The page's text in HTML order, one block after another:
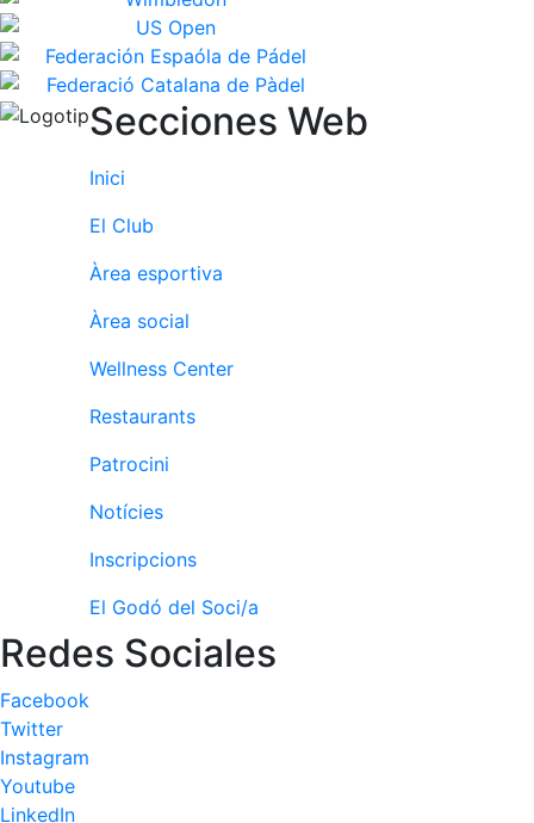
Secciones Web
Inici
El Club
Àrea esportiva
Àrea social
Wellness Center
Restaurants
Patrocini
Notícies
Inscripcions
El Godó del Soci/a
Redes Sociales
Facebook
Twitter
Instagram
Youtube
LinkedIn